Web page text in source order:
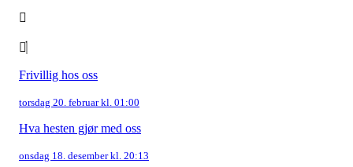
Frivillig hos oss
torsdag 20. februar kl. 01:00
Hva hesten gjør med oss
onsdag 18. desember kl. 20:13